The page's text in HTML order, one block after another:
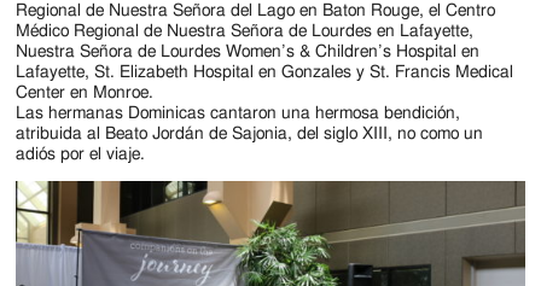
Regional de Nuestra Señora del Lago en Baton Rouge, el Centro
Médico Regional de Nuestra Señora de Lourdes en Lafayette,
Nuestra Señora de Lourdes Women’s & Children’s Hospital en
Lafayette, St. Elizabeth Hospital en Gonzales y St. Francis Medical
Center en Monroe.
Las hermanas Dominicas cantaron una hermosa bendición,
atribuida al Beato Jordán de Sajonia, del siglo XIII, no como un
adiós por el viaje.